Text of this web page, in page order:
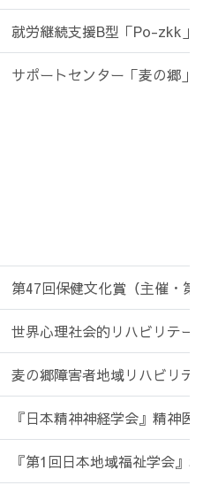
就労継続支援B型「Po-zkk
サポートセンター「麦の郷
第47回保健文化賞（主催・
世界心理社会的リハビリテ
麦の郷障害者地域リハビリ
『日本精神神経学会』精神
『第1回日本地域福祉学会